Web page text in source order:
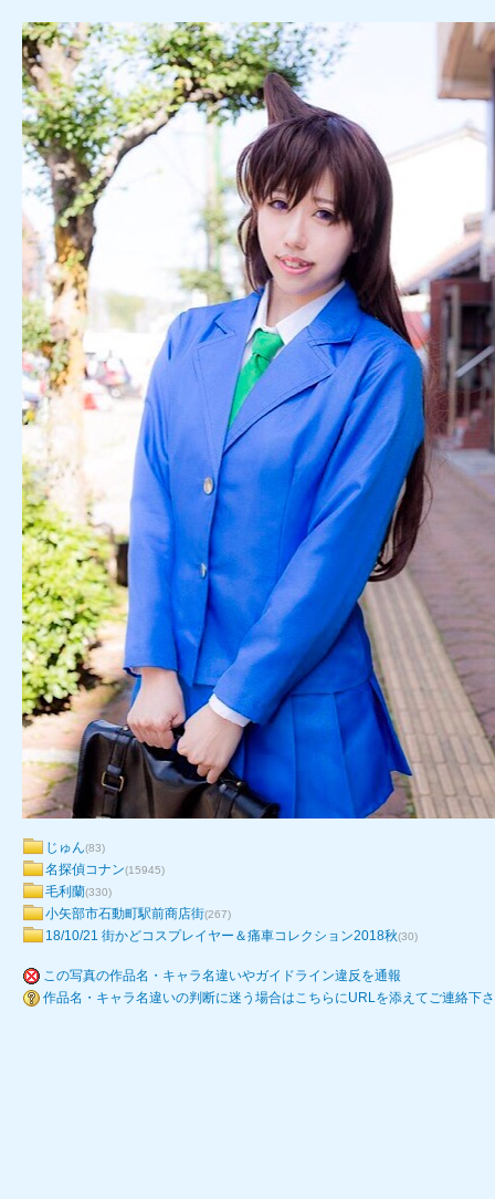
じゅん(83)
名探偵コナン(15945)
毛利蘭(330)
小矢部市石動町駅前商店街(267)
18/10/21 街かどコスプレイヤー＆痛車コレクション2018秋(30)
この写真の作品名・キャラ名違いやガイドライン違反を通報
作品名・キャラ名違いの判断に迷う場合はこちらにURLを添えてご連絡下